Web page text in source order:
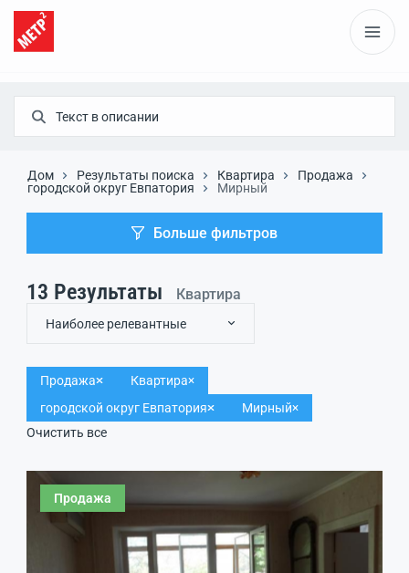
Дом Результаты поиска Квартира
Продажа
городской округ Евпатория
Мирный
Больше фильтров
13 Результаты Квартира
Наиболее релевантные
Продажа
Квартира
городской округ Евпатория
Мирный
Очистить все
Продажа